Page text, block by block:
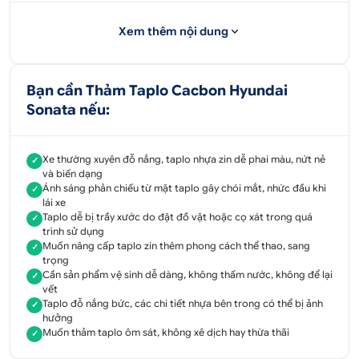
I. Thông tin thảm taplo cacbon Sonata
1. Thảm taplo cacbon Sonata là gì?
Từ các dòng xe phổ thông, tầm trung, cho đến xe
hạng sang, taplo đa phần đều được sản xuất bằng
nhựa. Nên khả năng chống chịu tác động của ánh
nắng mặt trời và nhiệt độ là rất kém. Sau một thời
gian sử dụng, nắng nóng có thể khiến bề mặt taplo
bị phai màu, những vết phồng rộp bắt đầu xuất
hiện. Kéo theo đó là vài vết nứt nẻ. Nếu tình trạng
Xem thêm nội dung
Bạn cần Thảm Taplo Cacbon Hyundai
Sonata nếu:
✓ Xe thường xuyên đỗ nắng, taplo nhựa zin dễ phai màu, nứt nẻ
và biến dạng
✓ Ánh sáng phản chiếu từ mặt taplo gây chói mắt, nhức đầu khi
lái xe
✓ Taplo dễ bị trầy xước do đặt đồ vật hoặc cọ xát trong quá
trình sử dụng
✓ Muốn nâng cấp taplo zin thêm phong cách thể thao, sang
trọng
✓ Cần sản phẩm vệ sinh dễ dàng, không thấm nước, không để lại
vết
✓ Taplo đỗ nắng bức, các chi tiết nhựa bên trong có thể bị ảnh
hưởng
✓ Muốn thảm taplo ôm sát, không xê dịch hay thừa thãi